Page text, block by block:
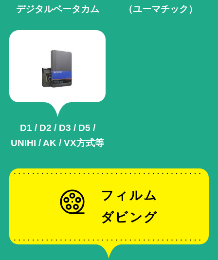
デジタルベータカム
（ユーマチック）
D1 / D2 / D3 / D5 /
UNIHI / AK /VX方式等
フィルム
ダビング